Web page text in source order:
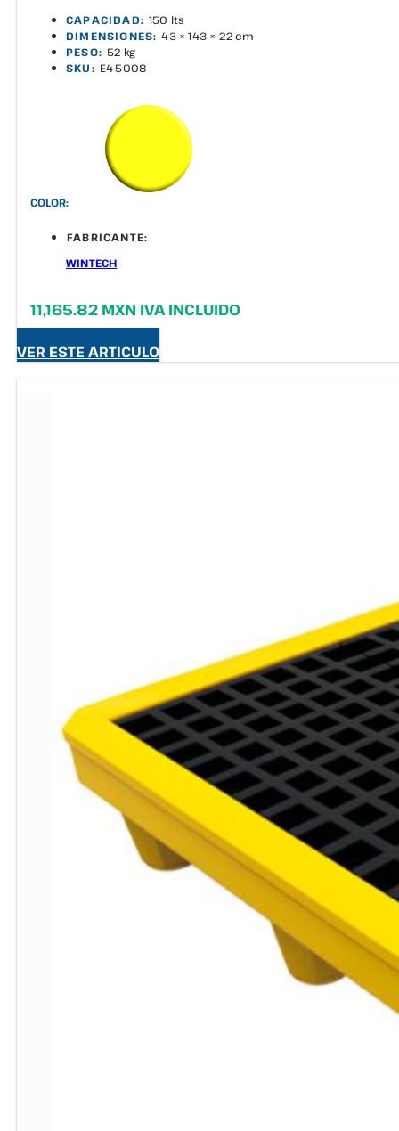
CAPACIDAD: 150 lts
DIMENSIONES: 43 × 143 × 22 cm
PESO: 52 kg
SKU: E4-5008
COLOR:
FABRICANTE:
WINTECH
11,165.82 MXN IVA INCLUIDO
VER ESTE ARTICULO